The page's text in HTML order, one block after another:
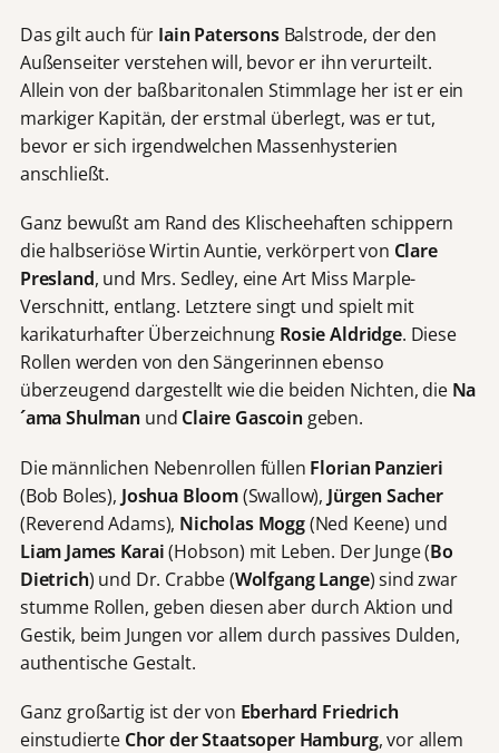
Das gilt auch für Iain PatersonsBalstrode, der den
Außenseiter verstehen will, bevor er ihn verurteilt.
Allein von der baßbaritonalen Stimmlage her ist er ein
markiger Kapitän, der erstmal überlegt, was er tut,
bevor er sich irgendwelchen Massenhysterien
anschließt.
Ganz bewußt am Rand des Klischeehaften schippern
die halbseriöse Wirtin Auntie, verkörpert von Clare
Presland, und Mrs. Sedley, eine Art Miss Marple-
Verschnitt, entlang. Letztere singt und spielt mit
karikaturhafter Überzeichnung Rosie Aldridge. Diese
Rollen werden von den Sängerinnen ebenso
überzeugend dargestellt wie die beiden Nichten, die Na
´ama Shulman und Claire Gascoingeben.
Die männlichen Nebenrollen füllen Florian Panzieri
(Bob Boles), Joshua Bloom(Swallow), Jürgen Sacher
(Reverend Adams), Nicholas Mogg(Ned Keene) und
Liam James Karai(Hobson) mit Leben. Der Junge (Bo
Dietrich) und Dr. Crabbe (Wolfgang Lange) sind zwar
stumme Rollen, geben diesen aber durch Aktion und
Gestik, beim Jungen vor allem durch passives Dulden,
authentische Gestalt.
Ganz großartig ist der von Eberhard Friedrich
einstudierte Chor der Staatsoper Hamburg, vor allem